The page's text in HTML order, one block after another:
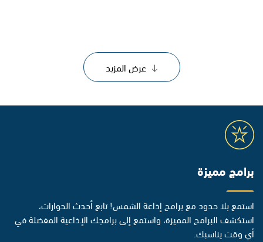
عرض المزيد
برامج مميزة
استمع بلا حدود مع برامج إذاعة الشمس! تابع أحدث الحوارات،
استكشف البرامج المميزة، واستمع إلى برامجك الإذاعية المفضلة في
أي وقت يناسبك.